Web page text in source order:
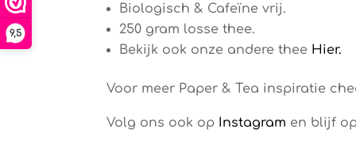
9,5
Biologisch & Cafeïne vrij.
250 gram losse thee.
Bekijk ook onze andere thee Hier.
Voor meer Paper & Tea inspiratie
Volg ons ook op Instagram en blijf